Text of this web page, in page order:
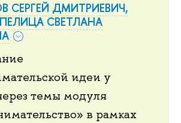
СЕРГЕЙ ДМИТРИЕВИЧ,
СВЕТЛАНА
идеи у
темы модуля
в рамках